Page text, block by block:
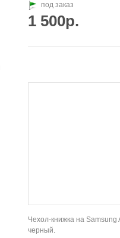
под заказ
1 500р.
Чехол-книжка на Samsung
черный.